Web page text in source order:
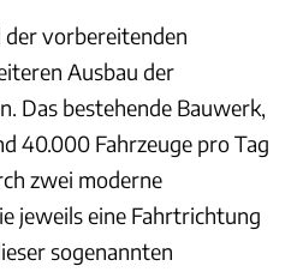
der vorbereitenden
Ausbau der
Das bestehende Bauwerk,
40.000 Fahrzeuge pro Tag
zwei moderne
jeweils eine Fahrtrichtung
sogenannten